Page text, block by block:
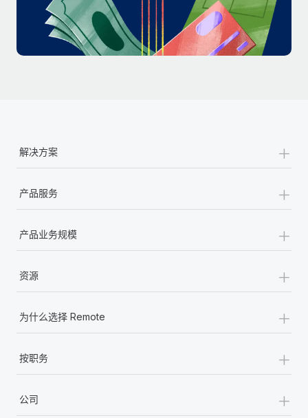
解决方案 +
产品服务 +
产品业务规模 +
资源 +
为什么选择 Remote +
按职务 +
公司 +